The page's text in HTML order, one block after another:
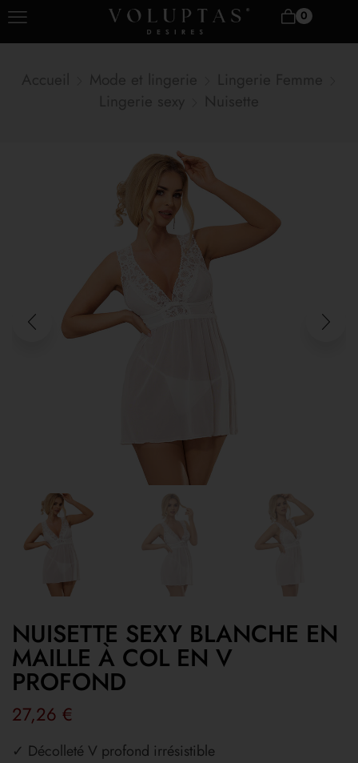
0
NUISETTE SEXY BLANCHE EN
MAILLE À COL EN V
PROFOND
27,26 €
✓ Décolleté V profond irrésistible